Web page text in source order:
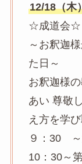
12/18（木
☆成道会☆
～お釈迦
た日～
お釈迦様
あい 尊敬
え方を学び
９：30
10：30～